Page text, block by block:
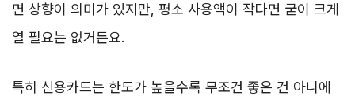
면 상향이 의미가 있지만, 평소 사용액이 작다면 굳이 크게
열 필요는 없거든요.
특히 신용카드는 한도가 높을수록 무조건 좋은 건 아니에